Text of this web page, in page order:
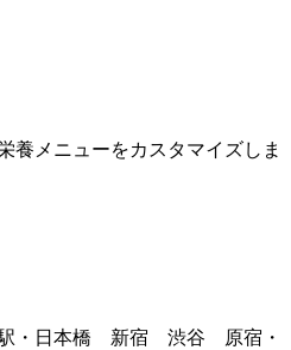
養メニューをカスタマイズしま
・日本橋 新宿 渋谷 原宿・